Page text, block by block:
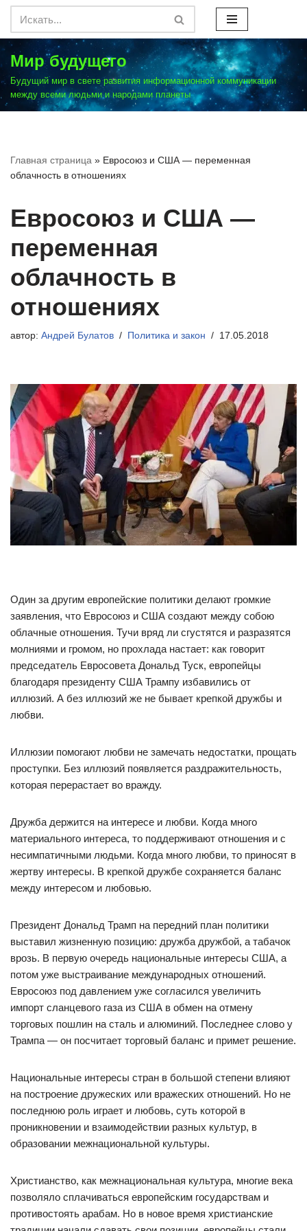
Перейти
к
содержимому
Мир будущего
Будущий мир в свете развития информационной коммуникации
между всеми людьми и народами планеты
Главная страница » Евросоюз и США — переменная
облачность в отношениях
Евросоюз и США —
переменная
облачность в
отношениях
автор: Андрей Булатов Политика и закон 17.05.2018
Один за другим европейские политики делают громкие
заявления, что Евросоюз и США создают между собою
облачные отношения. Тучи вряд ли сгустятся и разразятся
молниями и громом, но прохлада настает: как говорит
председатель Евросовета Дональд Туск, европейцы
благодаря президенту США Трампу избавились от
иллюзий. А без иллюзий же не бывает крепкой дружбы и
любви.
Иллюзии помогают любви не замечать недостатки, прощать
проступки. Без иллюзий появляется раздражительность,
которая перерастает во вражду.
Дружба держится на интересе и любви. Когда много
материального интереса, то поддерживают отношения и с
несимпатичными людьми. Когда много любви, то приносят в
жертву интересы. В крепкой дружбе сохраняется баланс
между интересом и любовью.
Президент Дональд Трамп на передний план политики
выставил жизненную позицию: дружба дружбой, а табачок
врозь. В первую очередь национальные интересы США, а
потом уже выстраивание международных отношений.
Евросоюз под давлением уже согласился увеличить
импорт сланцевого газа из США в обмен на отмену
торговых пошлин на сталь и алюминий. Последнее слово у
Трампа — он посчитает торговый баланс и примет решение.
Национальные интересы стран в большой степени влияют
на построение дружеских или вражеских отношений. Но не
последнюю роль играет и любовь, суть которой в
проникновении и взаимодействии разных культур, в
образовании межнациональной культуры.
Христианство, как межнациональная культура, многие века
позволяло сплачиваться европейским государствам и
противостоять арабам. Но в новое время христианские